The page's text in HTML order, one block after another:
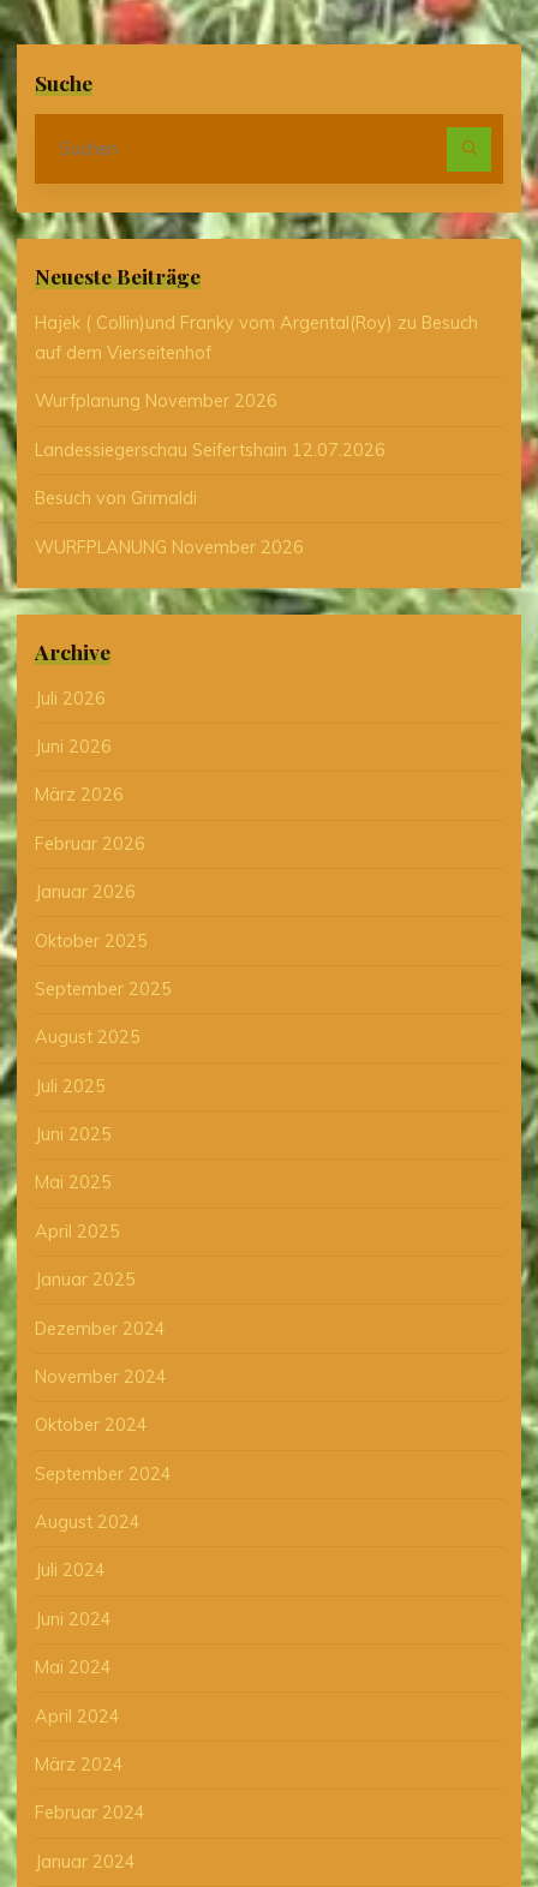
Suche
Neueste Beiträge
Hajek ( Collin)und Franky vom Argental(Roy) zu Besuch
auf dem Vierseitenhof
Wurfplanung November 2026
Landessiegerschau Seifertshain 12.07.2026
Besuch von Grimaldi
WURFPLANUNG November 2026
Archive
Juli 2026
Juni 2026
März 2026
Februar 2026
Januar 2026
Oktober 2025
September 2025
August 2025
Juli 2025
Juni 2025
Mai 2025
April 2025
Januar 2025
Dezember 2024
November 2024
Oktober 2024
September 2024
August 2024
Juli 2024
Juni 2024
Mai 2024
April 2024
März 2024
Februar 2024
Januar 2024